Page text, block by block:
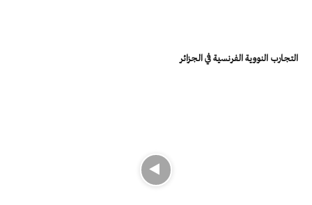
التجارب النووية الفرنسية في الجزائر